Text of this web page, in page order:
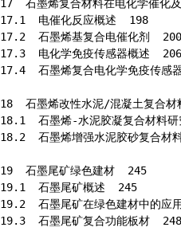
17  石墨烯复合材料在电化学催化
17.1  电催化反应概述  198
17.2  石墨烯基复合电催化剂  200
17.3  电化学免疫传感器概述  206
17.4  石墨烯复合电化学免疫传感
18  石墨烯改性水泥/混凝土复合
18.1  石墨烯-水泥胶凝复合材料
18.2  石墨烯增强水泥胶砂复合材
19  石墨尾矿绿色建材  245
19.1  石墨尾矿概述  245
19.2  石墨尾矿在绿色建材中的应
19.3  石墨尾矿复合功能板材  248